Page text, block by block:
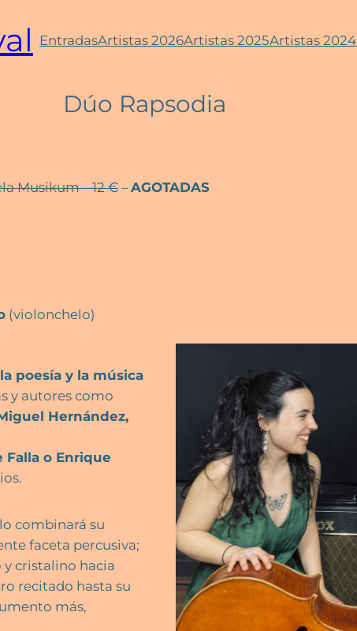
EntradasArtistas 2026Artistas 2025Artistas 2024
Dúo Rapsodia
Musikum – 12 € –AGOTADAS
(violonchelo)
poesía y la música
y autores como
Hernández,
Falla o Enrique
combinará su
faceta percusiva;
cristalino hacia
recitado hasta su
más,